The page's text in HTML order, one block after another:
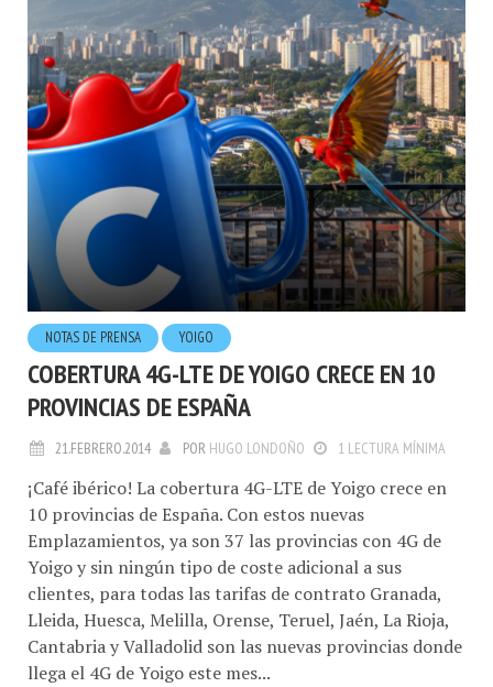
NOTAS DE PRENSA YOIGO
COBERTURA 4G-LTE DE YOIGO CRECE EN 10
PROVINCIAS DE ESPAÑA
21.FEBRERO.2014 POR HUGO LONDOÑO 1 LECTURA MÍNIMA
¡Café ibérico! La cobertura 4G-LTE de Yoigo crece en
10 provincias de España. Con estos nuevas
Emplazamientos, ya son 37 las provincias con 4G de
Yoigo y sin ningún tipo de coste adicional a sus
clientes, para todas las tarifas de contrato Granada,
Lleida, Huesca, Melilla, Orense, Teruel, Jaén, La Rioja,
Cantabria y Valladolid son las nuevas provincias donde
llega el 4G de Yoigo este mes...